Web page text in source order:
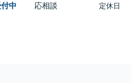
中
応相談
定休日